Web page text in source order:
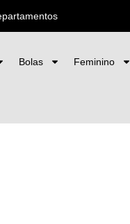
Bolas Feminino